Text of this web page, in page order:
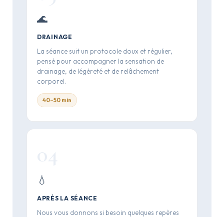
🌊
DRAINAGE
La séance suit un protocole doux et régulier,
pensé pour accompagner la sensation de
drainage, de légèreté et de relâchement
corporel.
40–50 min
💧
APRÈS LA SÉANCE
Nous vous donnons si besoin quelques repères